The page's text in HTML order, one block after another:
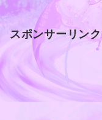
スポンサーリンク